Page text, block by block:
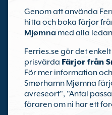
Genom att använda
hitta och boka färjor
Mjømna med alla
Ferries.se gör det
prisvärda Färjor från
För mer information
Smørhamn Mjømna
avreseort", "Antal
föraren om ni har ett